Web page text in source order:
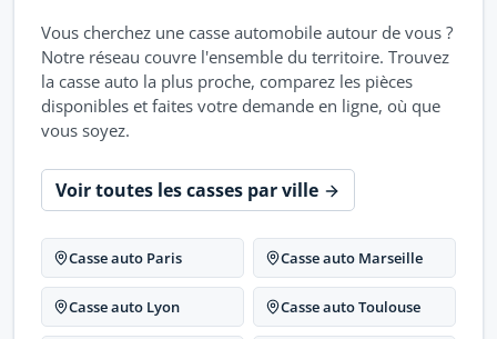
Vous cherchez une casse automobile autour de vous ?
Notre réseau couvre l'ensemble du territoire. Trouvez
la casse auto la plus proche, comparez les pièces
disponibles et faites votre demande en ligne, où que
vous soyez.
Voir toutes les casses par ville
Casse auto Paris Casse auto Marseille
Casse auto Lyon Casse auto Toulouse